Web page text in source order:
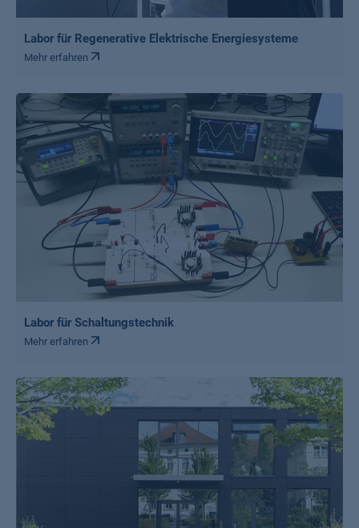
Labor für Regenerative Elektrische Energiesysteme
Mehr erfahren
Labor für Schaltungstechnik
Mehr erfahren